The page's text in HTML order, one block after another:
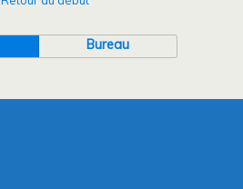
Bureau